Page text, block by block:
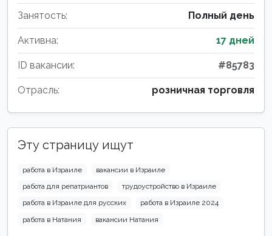
Занятость: Полный день
Активна: 17 дней
ID вакансии: #85783
Отрасль: розничная торговля
Эту страницу ищут
работа в Израиле
вакансии в Израиле
работа для репатриантов
трудоустройство в Израиле
работа в Израиле для русских
работа в Израиле 2024
работа в Натания
вакансии Натания